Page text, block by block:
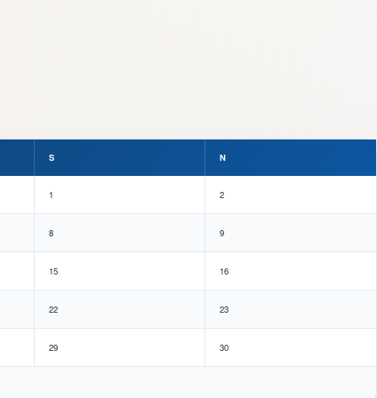
S N
1 2
8 9
15 16
22 23
29 30